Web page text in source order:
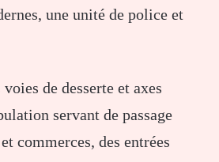
une unité de police et
de desserte et axes
servant de passage
commerces, des entrées